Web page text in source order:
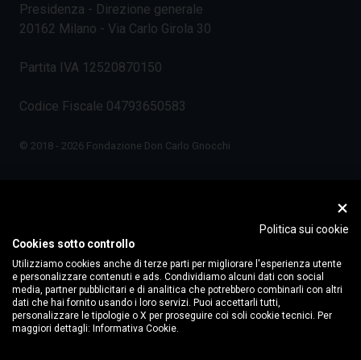
Presidenza - Direzione generale
20162 Milano - Via Carlo Girola 30
Partita IVA 12520870150
Codice Fiscale 04793650583
© 2018 - 2026 Fondazione Don Carlo Gnocchi
Politica sui cookie
Cookies sotto controllo
Utilizziamo cookies anche di terze parti per migliorare l'esperienza utente
e personalizzare contenuti e ads. Condividiamo alcuni dati con social
media, partner pubblicitari e di analitica che potrebbero combinarli con altri
dati che hai fornito usando i loro servizi. Puoi accettarli tutti,
personalizzare le tipologie o X per proseguire coi soli cookie tecnici. Per
maggiori dettagli: Informativa Cookie.